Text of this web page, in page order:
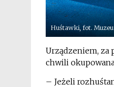
Huśtawki, fot.
Urządzeniem, za
chwili
– Jeżeli